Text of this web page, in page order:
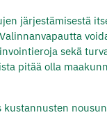
järjestämisestä
sekä
pitää olla